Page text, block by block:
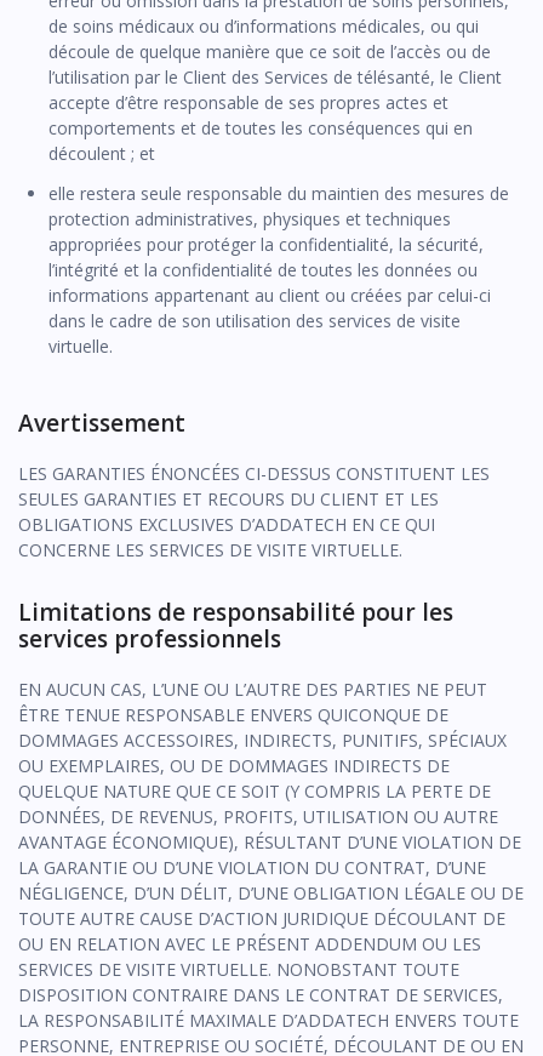
de soins médicaux ou d’informations médicales, ou qui
découle de quelque manière que ce soit de l’accès ou de
l’utilisation par le Client des Services de télésanté, le Client
accepte d’être responsable de ses propres actes et
comportements et de toutes les conséquences qui en
découlent ; et
elle restera seule responsable du maintien des mesures de
protection administratives, physiques et techniques
appropriées pour protéger la confidentialité, la sécurité,
l’intégrité et la confidentialité de toutes les données ou
informations appartenant au client ou créées par celui-ci
dans le cadre de son utilisation des services de visite
virtuelle.
Avertissement
LES GARANTIES ÉNONCÉES CI-DESSUS CONSTITUENT LES
SEULES GARANTIES ET RECOURS DU CLIENT ET LES
OBLIGATIONS EXCLUSIVES D’ADDATECH EN CE QUI
CONCERNE LES SERVICES DE VISITE VIRTUELLE.
Limitations de responsabilité pour les
services professionnels
EN AUCUN CAS, L’UNE OU L’AUTRE DES PARTIES NE PEUT
ÊTRE TENUE RESPONSABLE ENVERS QUICONQUE DE
DOMMAGES ACCESSOIRES, INDIRECTS, PUNITIFS, SPÉCIAUX
OU EXEMPLAIRES, OU DE DOMMAGES INDIRECTS DE
QUELQUE NATURE QUE CE SOIT (Y COMPRIS LA PERTE DE
DONNÉES, DE REVENUS, PROFITS, UTILISATION OU AUTRE
AVANTAGE ÉCONOMIQUE), RÉSULTANT D’UNE VIOLATION DE
LA GARANTIE OU D’UNE VIOLATION DU CONTRAT, D’UNE
NÉGLIGENCE, D’UN DÉLIT, D’UNE OBLIGATION LÉGALE OU DE
TOUTE AUTRE CAUSE D’ACTION JURIDIQUE DÉCOULANT DE
OU EN RELATION AVEC LE PRÉSENT ADDENDUM OU LES
SERVICES DE VISITE VIRTUELLE. NONOBSTANT TOUTE
DISPOSITION CONTRAIRE DANS LE CONTRAT DE SERVICES,
LA RESPONSABILITÉ MAXIMALE D’ADDATECH ENVERS TOUTE
PERSONNE, ENTREPRISE OU SOCIÉTÉ, DÉCOULANT DE OU EN